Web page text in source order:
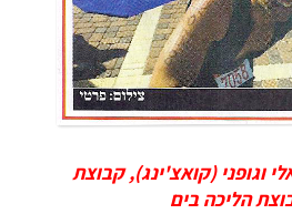
וגופני (קואצ'ינג), קבוצת
הליכה בים